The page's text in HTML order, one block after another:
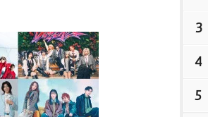
3
4
5